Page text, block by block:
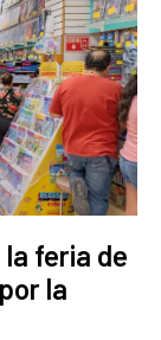
feria de
la